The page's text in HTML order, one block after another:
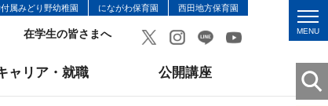
属みどり野幼稚園 にながわ保育園 西田地方保育園
在学生の皆さまへ MENU
ャリア・就職 公開講座